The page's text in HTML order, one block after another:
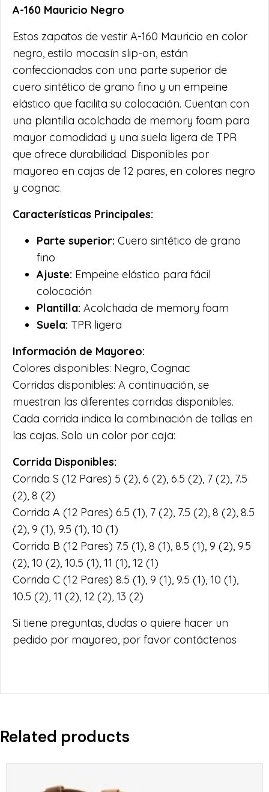
A-160 Mauricio Negro
Estos zapatos de vestir A-160 Mauricio en color
negro, estilo mocasín slip-on, están
confeccionados con una parte superior de
cuero sintético de grano fino y un empeine
elástico que facilita su colocación. Cuentan con
una plantilla acolchada de memory foam para
mayor comodidad y una suela ligera de TPR
que ofrece durabilidad. Disponibles por
mayoreo en cajas de 12 pares, en colores negro
y cognac.
Características Principales:
Parte superior: Cuero sintético de grano
fino
Ajuste: Empeine elástico para fácil
colocación
Plantilla: Acolchada de memory foam
Suela: TPR ligera
Información de Mayoreo:
Colores disponibles: Negro, Cognac
Corridas disponibles: A continuación, se
muestran las diferentes corridas disponibles.
Cada corrida indica la combinación de tallas en
las cajas. Solo un color por caja:
Corrida Disponibles:
Corrida S (12 Pares) 5 (2), 6 (2), 6.5 (2), 7 (2), 7.5
(2), 8 (2)
Corrida A (12 Pares) 6.5 (1), 7 (2), 7.5 (2), 8 (2), 8.5
(2), 9 (1), 9.5 (1), 10 (1)
Corrida B (12 Pares) 7.5 (1), 8 (1), 8.5 (1), 9 (2), 9.5
(2), 10 (2), 10.5 (1), 11 (1), 12 (1)
Corrida C (12 Pares) 8.5 (1), 9 (1), 9.5 (1), 10 (1),
10.5 (2), 11 (2), 12 (2), 13 (2)
Si tiene preguntas, dudas o quiere hacer un
pedido por mayoreo, por favor contáctenos
Related products